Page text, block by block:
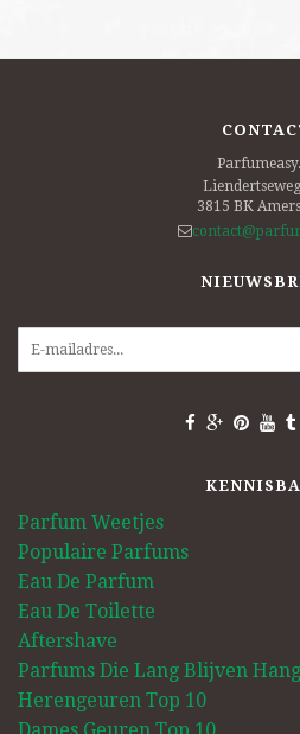
3815 BK
Parfum Weetjes
Populaire Parfums
Eau De Parfum
Eau De Toilette
Aftershave
Parfums Die Lang Blijven
Herengeuren Top 10